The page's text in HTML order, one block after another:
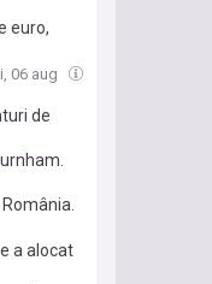
euro,
06 aug
de
a alocat